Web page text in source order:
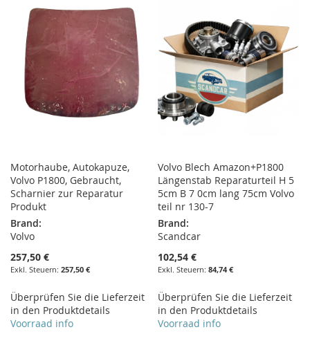
Motorhaube, Autokapuze,
Volvo P1800, Gebraucht,
Scharnier zur Reparatur
Produkt
Brand:
Volvo
257,50 €
257,50 €
Überprüfen Sie die Lieferzeit
in den Produktdetails
Voorraad info
Volvo Blech Amazon+P1800
Längenstab Reparaturteil H 5
5cm B 7 0cm lang 75cm Volvo
teil nr 130-7
Brand:
Scandcar
102,54 €
84,74 €
Überprüfen Sie die Lieferzeit
in den Produktdetails
Voorraad info